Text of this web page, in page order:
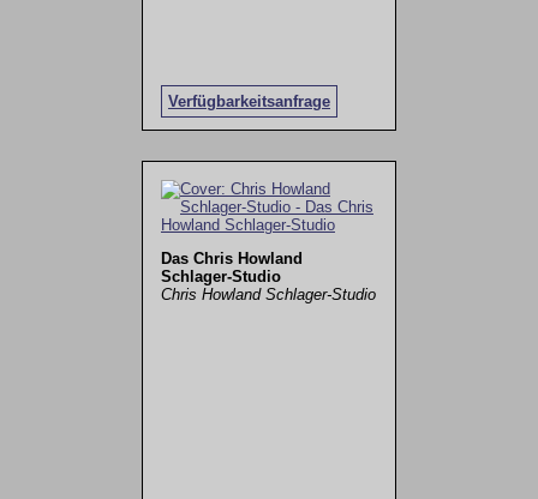
Verfügbarkeitsanfrage
Das Chris Howland
Schlager-Studio
Chris Howland Schlager-Studio